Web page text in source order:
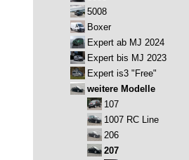
5008
Boxer
Expert ab MJ 2024
Expert bis MJ 2023
Expert is3 "Free"
weitere Modelle
107
1007 RC Line
206
207